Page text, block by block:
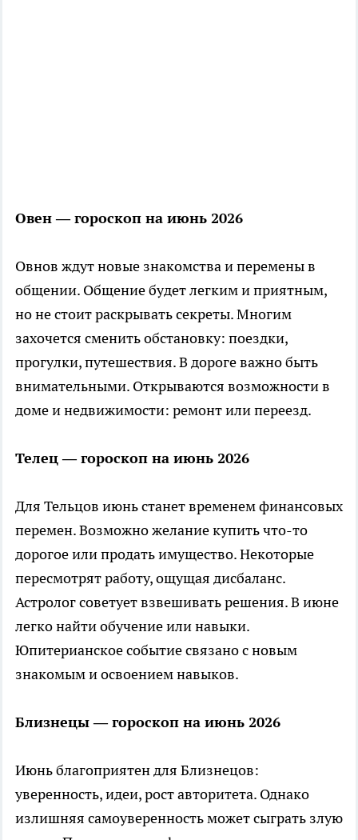
Овен — гороскоп на июнь 2026
Овнов ждут новые знакомства и перемены в
общении. Общение будет легким и приятным,
но не стоит раскрывать секреты. Многим
захочется сменить обстановку: поездки,
прогулки, путешествия. В дороге важно быть
внимательными. Открываются возможности в
доме и недвижимости: ремонт или переезд.
Телец — гороскоп на июнь 2026
Для Тельцов июнь станет временем финансовых
перемен. Возможно желание купить что-то
дорогое или продать имущество. Некоторые
пересмотрят работу, ощущая дисбаланс.
Астролог советует взвешивать решения. В июне
легко найти обучение или навыки.
Юпитерианское событие связано с новым
знакомым и освоением навыков.
Близнецы — гороскоп на июнь 2026
Июнь благоприятен для Близнецов:
уверенность, идеи, рост авторитета. Однако
излишняя самоуверенность может сыграть злую